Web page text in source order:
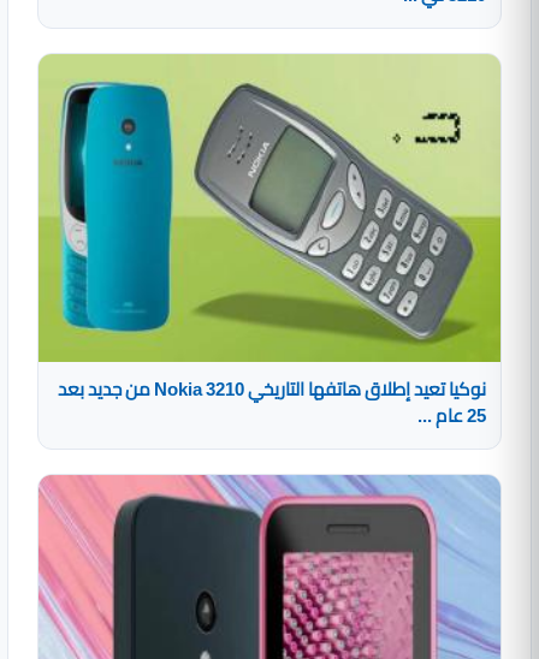
نوكيا تعيد إطلاق هاتفها التاريخي Nokia 3210 من جديد بعد
25 عام ...